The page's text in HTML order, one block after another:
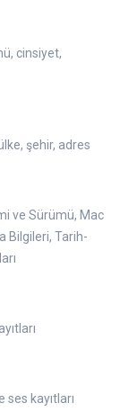
cinsiyet,
şehir, adres
ve Sürümü, Mac
Bilgileri, Tarih-
ses kayıtları